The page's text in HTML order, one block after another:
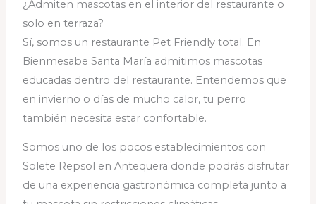
¿Admiten mascotas en el interior del restaurante o
solo en terraza?
Sí, somos un restaurante Pet Friendly total. En
Bienmesabe Santa María admitimos mascotas
educadas dentro del restaurante. Entendemos que
en invierno o días de mucho calor, tu perro
también necesita estar confortable.
Somos uno de los pocos establecimientos con
Solete Repsol en Antequera donde podrás disfrutar
de una experiencia gastronómica completa junto a